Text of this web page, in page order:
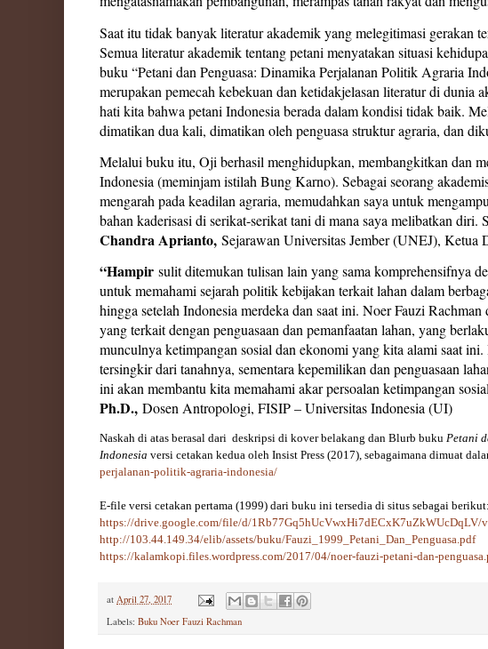
Saat itu tidak banyak literatur akademik yang melegitimasi gerakan
Semua literatur akademik tentang petani menyatakan situasi
buku “Petani dan Penguasa: Dinamika Perjalanan Politik Agraria
merupakan pemecah kebekuan dan ketidakjelasan literatur di dunia
hati kita bahwa petani Indonesia berada dalam kondisi tidak baik.
dimatikan dua kali, dimatikan oleh penguasa struktur agraria, dan
Melalui buku itu, Oji berhasil menghidupkan, membangkitkan dan
Indonesia (meminjam istilah Bung Karno). Sebagai seorang
mengarah pada keadilan agraria, memudahkan saya untuk
bahan kaderisasi di serikat-serikat tani di mana saya melibatkan
Chandra Aprianto, Sejarawan Universitas Jember (UNEJ),
“Hampir sulit ditemukan tulisan lain yang sama komprehensifnya
untuk memahami sejarah politik kebijakan terkait lahan dalam
hingga setelah Indonesia merdeka dan saat ini. Noer Fauzi
yang terkait dengan penguasaan dan pemanfaatan lahan, yang
munculnya ketimpangan sosial dan ekonomi yang kita alami saat
tersingkir dari tanahnya, sementara kepemilikan dan penguasaan
ini akan membantu kita memahami akar persoalan ketimpangan
Ph.D., Dosen Antropologi, FISIP – Universitas Indonesia (UI)
Naskah di atas berasal dari deskripsi di kover belakang dan Blurb buku Petani
Indonesia versi cetakan kedua oleh Insist Press (2017), sebagaimana dimuat
perjalanan-politik-agraria-indonesia/
E-file versi cetakan pertama (1999) dari buku ini tersedia di situs sebagai berikut:
https://drive.google.com/file/d/1Rb77Gq5hUcVwxHi7dECxK7uZkWUcDqLV/
http://103.44.149.34/elib/assets/buku/Fauzi_1999_Petani_Dan_Penguasa.pdf
https://kalamkopi.files.wordpress.com/2017/04/noer-fauzi-petani-dan-
at April 27, 2017
Labels: Buku Noer Fauzi Rachman